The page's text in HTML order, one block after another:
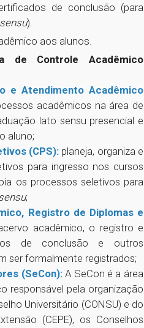
de conclusão (para
).
aos alunos.
de Controle Acadêmico
e Atendimento Acadêmico
acadêmicos na área de
lato sensu presencial e
aluno;
(CPS): planeja, organiza e
para ingresso nos cursos
os processos seletivos para
;
Registro de Diplomas e
acadêmico, o registro e
de conclusão e outros
ser formalmente registrados;
(SeCon):A SeCon é a área
responsável pela organização
Universitário (CONSU) e do
(CEPE), os Conselhos